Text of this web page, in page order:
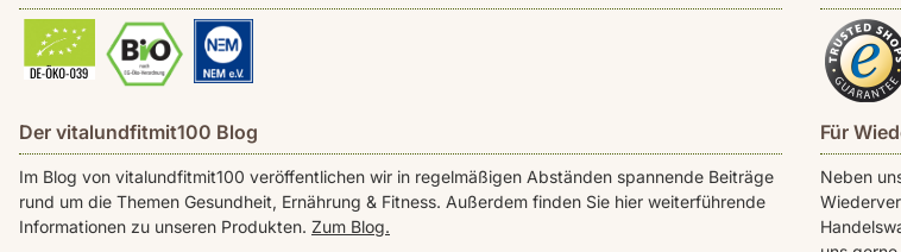
Der vitalundfitmit100 Blog
Im Blog von vitalundfitmit100 veröffentlichen wir in regelmäßigen Abständen spannende Beiträge
rund um die Themen Gesundheit, Ernährung & Fitness. Außerdem finden Sie hier weiterführende
Informationen zu unseren Produkten. Zum Blog.
Für
Neben